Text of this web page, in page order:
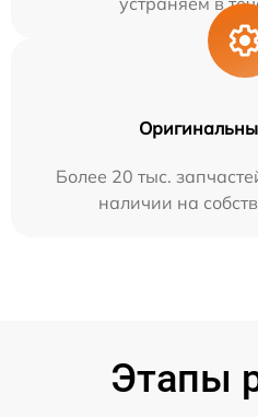
Более 20 тыс.
наличии на
Этапы